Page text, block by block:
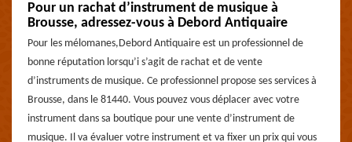
Pour un rachat d’instrument de musique à
Brousse, adressez-vous à Debord Antiquaire
Pour les mélomanes,Debord Antiquaire est un professionnel de
bonne réputation lorsqu’i s’agit de rachat et de vente
d’instruments de musique. Ce professionnel propose ses services à
Brousse, dans le 81440. Vous pouvez vous déplacer avec votre
instrument dans sa boutique pour une vente d’instrument de
musique. Il va évaluer votre instrument et va fixer un prix qui vous